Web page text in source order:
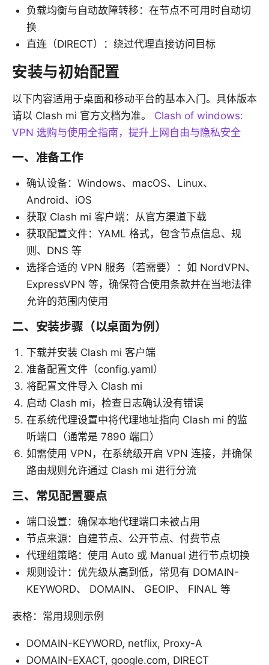
负载均衡与自动故障转移：在节点不可用时自动切
换
直连（DIRECT）：绕过代理直接访问目标
安装与初始配置
以下内容适用于桌面和移动平台的基本入门。具体版本
请以 Clash mi 官方文档为准。 Clash of windows:
VPN 选购与使用全指南，提升上网自由与隐私安全
一、准备工作
确认设备：Windows、macOS、Linux、
Android、iOS
获取 Clash mi 客户端：从官方渠道下载
获取配置文件：YAML 格式，包含节点信息、规
则、DNS 等
选择合适的 VPN 服务（若需要）：如 NordVPN、
ExpressVPN 等，确保符合使用条款并在当地法律
允许的范围内使用
二、安装步骤（以桌面为例）
下载并安装 Clash mi 客户端
准备配置文件（config.yaml）
将配置文件导入 Clash mi
启动 Clash mi，检查日志确认没有错误
在系统代理设置中将代理地址指向 Clash mi 的监
听端口（通常是 7890 端口）
如需使用 VPN，在系统级开启 VPN 连接，并确保
路由规则允许通过 Clash mi 进行分流
三、常见配置要点
端口设置：确保本地代理端口未被占用
节点来源：自建节点、公开节点、付费节点
代理组策略：使用 Auto 或 Manual 进行节点切换
规则设计：优先级从高到低，常见有 DOMAIN-
KEYWORD、 DOMAIN、 GEOIP、 FINAL 等
表格：常用规则示例
DOMAIN-KEYWORD, netflix, Proxy-A
DOMAIN-EXACT, google.com, DIRECT